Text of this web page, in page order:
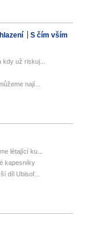
S čím vším
kdy už riskuj...
nají...
létající ku...
kapesníky
díl Ubisof...